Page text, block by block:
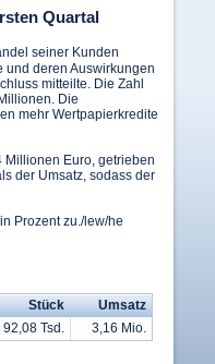
Quartal
seiner Kunden
und deren Auswirkungen
mitteilte. Die Zahl
Die
mehr Wertpapierkredite
Millionen Euro, getrieben
der Umsatz, sodass der
Prozent zu./lew/he
Stück
Umsatz
92,08 Tsd. 3,16 Mio.